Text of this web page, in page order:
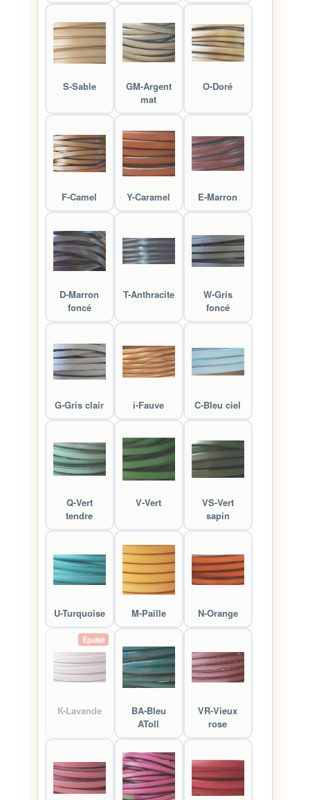
S-Sable
GM-Argent
mat
O-Doré
F-Camel Y-Caramel E-Marron
D-Marron
foncé
T-Anthracite
W-Gris
foncé
G-Gris clair i-Fauve C-Bleu ciel
Q-Vert
tendre
V-Vert
VS-Vert
sapin
U-Turquoise M-Paille N-Orange
K-Lavande
Épuisé
BA-Bleu
AToll
VR-Vieux
rose